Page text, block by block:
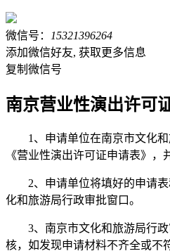
微信号：
15321396264
添加微信好友, 获取更多信息
复制微信号
南京营业性演出许可
1、申请单位在南京市文化
《营业性演出许可证申请表》，
2、申请单位将填好的申请
化和旅游局行政审批窗口。
3、南京市文化和旅游局行
核，如发现申请材料不齐全或不